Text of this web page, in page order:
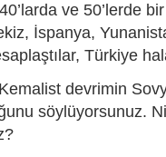
ve 50’lerde
İspanya,
Türkiye
devrimin
söylüyorsunuz.